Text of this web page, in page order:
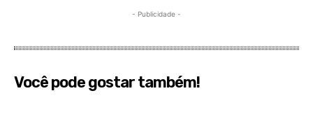
- Publicidade -
Você pode gostar também!